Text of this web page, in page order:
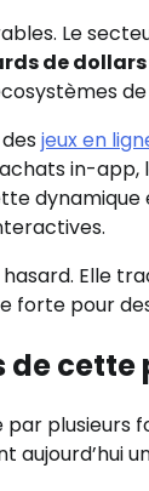
Le
de dollars
jeux en
in-app,
dynamique
Elle
forte pour
de cette
par
aujourd’hui